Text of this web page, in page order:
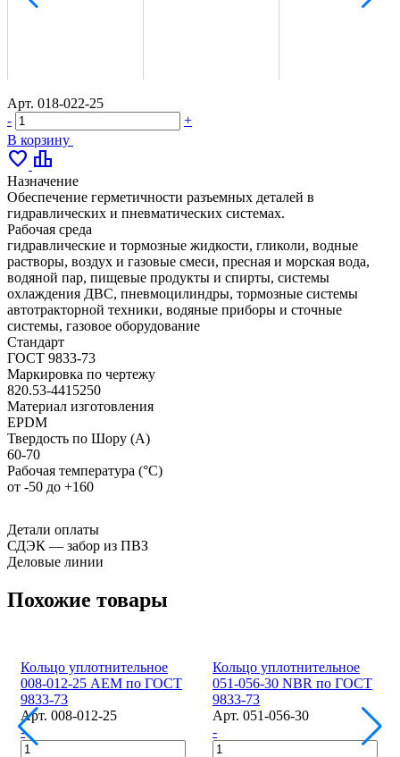
Арт. 018-022-25
-
+
В корзину
favorite leaderboard
Назначение
Обеспечение герметичности разъемных деталей в
гидравлических и пневматических системах.
Рабочая среда
гидравлические и тормозные жидкости, гликоли, водные
растворы, воздух и газовые смеси, пресная и морская вода,
водяной пар, пищевые продукты и спирты, системы
охлаждения ДВС, пневмоцилиндры, тормозные системы
автотракторной техники, водяные приборы и сточные
системы, газовое оборудование
Стандарт
ГОСТ 9833-73
Маркировка по чертежу
820.53-4415250
Материал изготовления
EPDM
Твердость по Шору (А)
60-70
Рабочая температура (°С)
от -50 до +160
Детали оплаты
СДЭК — забор из ПВЗ
Деловые линии
Похожие товары
Кольцо уплотнительное
008-012-25 AEM по ГОСТ
9833-73
Арт. 008-012-25
-
Кольцо уплотнительное
051-056-30 NBR по ГОСТ
9833-73
Арт. 051-056-30
-